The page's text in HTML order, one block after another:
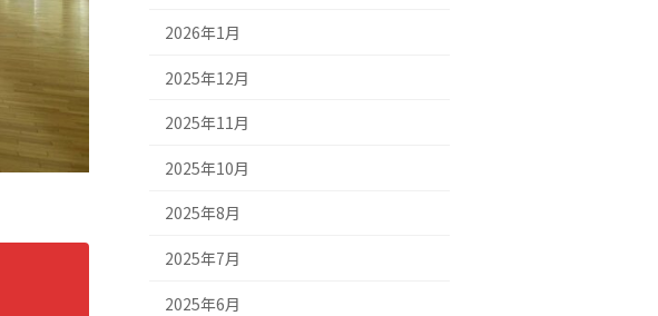
2026年1月
2025年12月
2025年11月
2025年10月
2025年8月
2025年7月
2025年6月